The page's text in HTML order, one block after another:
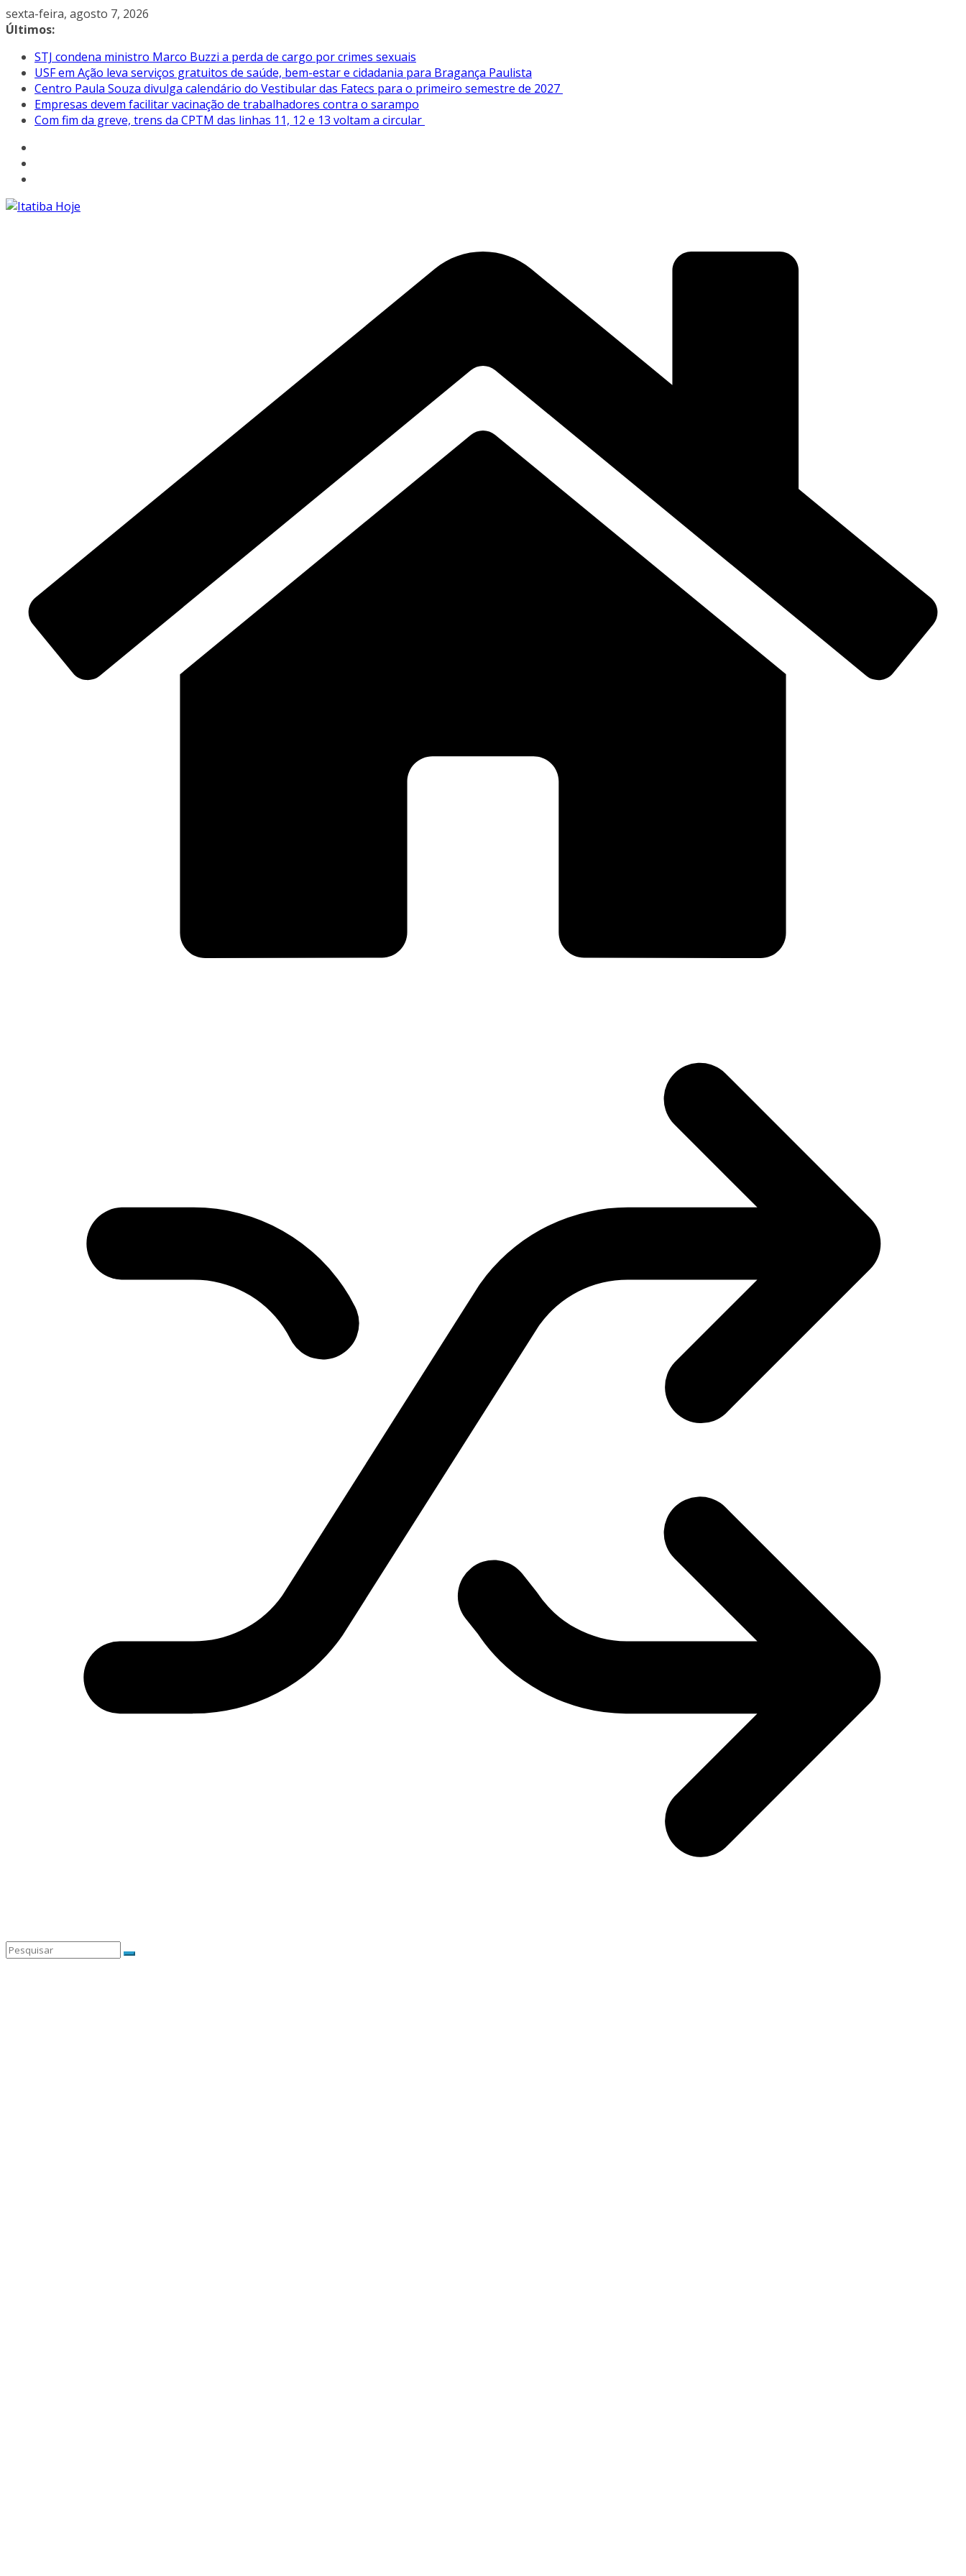
Pular
para
conteúdo
sexta-feira, agosto 7, 2026
Últimos:
STJ condena ministro Marco Buzzi a perda de cargo por crimes sexuais
USF em Ação leva serviços gratuitos de saúde, bem-estar e cidadania para Bragança Paulista
Centro Paula Souza divulga calendário do Vestibular das Fatecs para o primeiro semestre de 2027
Empresas devem facilitar vacinação de trabalhadores contra o sarampo
Com fim da greve, trens da CPTM das linhas 11, 12 e 13 voltam a circular